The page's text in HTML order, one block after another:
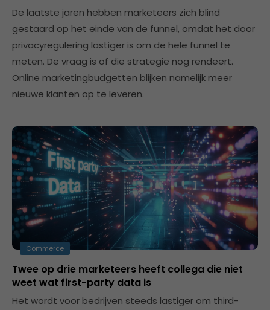
De laatste jaren hebben marketeers zich blind
gestaard op het einde van de funnel, omdat het door
privacyregulering lastiger is om de hele funnel te
meten. De vraag is of die strategie nog rendeert.
Online marketingbudgetten blijken namelijk meer
nieuwe klanten op te leveren.
Commerce
Twee op drie marketeers heeft collega die niet
weet wat first-party data is
Het wordt voor bedrijven steeds lastiger om third-